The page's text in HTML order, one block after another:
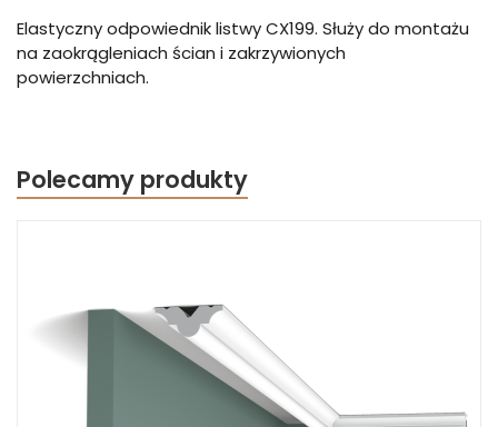
Elastyczny odpowiednik listwy CX199. Służy do montażu
na zaokrągleniach ścian i zakrzywionych
powierzchniach.
Polecamy produkty